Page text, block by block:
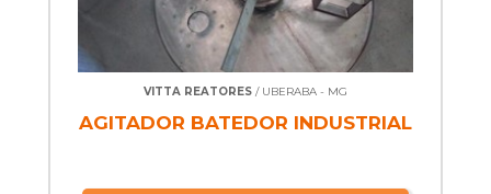
VITTA REATORES/ UBERABA - MG
AGITADOR BATEDOR INDUSTRIAL